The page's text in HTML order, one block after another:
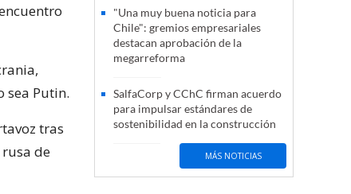
sea Putin.
tras
de
"Una muy buena noticia para
Chile": gremios empresariales
destacan aprobación de la
megarreforma
SalfaCorp y CChC firman acuerdo
para impulsar estándares de
sostenibilidad en la construcción
MÁS NOTICIAS